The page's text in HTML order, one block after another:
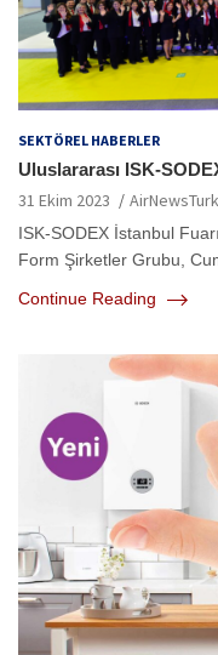
SEKTÖREL HABERLER
Uluslararası ISK-
31 Ekim 2023
ISK-SODEX İstanbul
Form Şirketler Grubu,
Continue Reading